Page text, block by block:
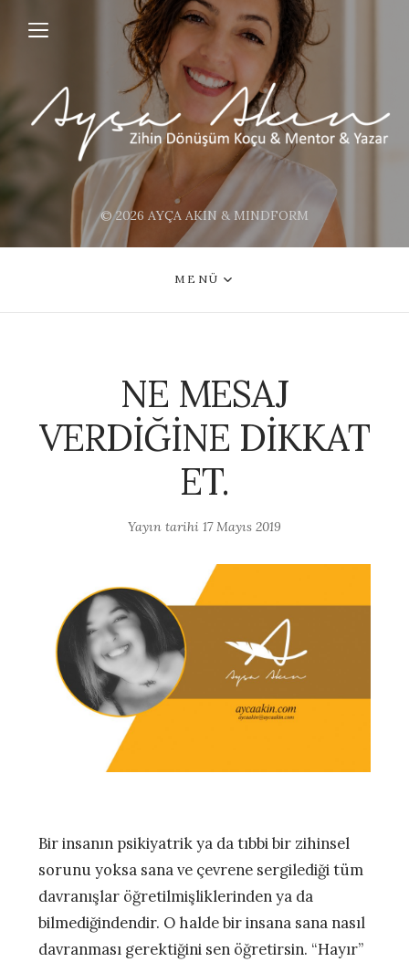
© 2026 AYÇA AKIN & MINDFORM
MENÜ
NE MESAJ
VERDİĞİNE DİKKAT
ET.
Yayın tarihi 17 Mayıs 2019
Bir insanın psikiyatrik ya da tıbbi bir zihinsel
sorunu yoksa sana ve çevrene sergilediği tüm
davranışlar öğretilmişliklerinden ya da
bilmediğindendir. O halde bir insana sana nasıl
davranması gerektiğini sen öğretirsin. “Hayır”